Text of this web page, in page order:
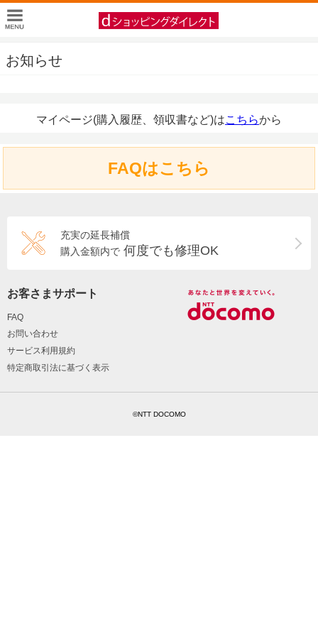
お知らせ
マイページ(購入履歴、領収書など)はこちらから
FAQはこちら
充実の延長補償
購入金額内で 何度でも修理OK
お客さまサポート
FAQ
お問い合わせ
サービス利用規約
特定商取引法に基づく表示
©NTT DOCOMO